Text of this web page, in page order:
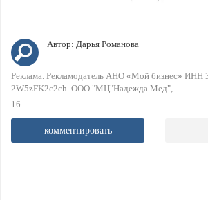
Автор: Дарья Романова
Реклама. Рекламодатель АНО «Мой бизнес» ИНН
2W5zFK2c2ch. ООО "МЦ"Надежда Мед"
16+
комментировать